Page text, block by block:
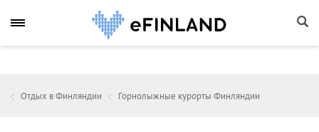
Отдых в Финляндии Горнолыжные курорты Финляндии